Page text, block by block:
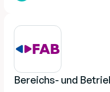
Bereichs- und